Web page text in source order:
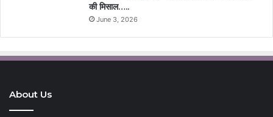
की मिसाल…..
June 3, 2026
About Us